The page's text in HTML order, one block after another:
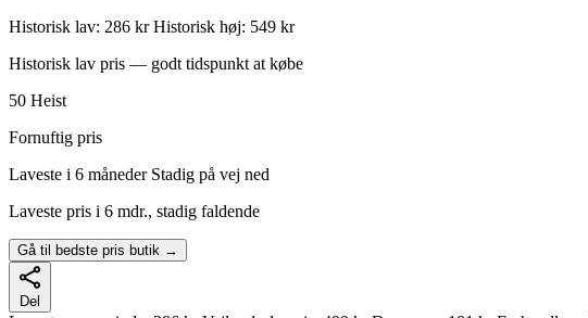
Historisk lav: 286 kr Historisk høj: 549 kr
Historisk lav pris — godt tidspunkt at købe
50 Heist
Fornuftig pris
Laveste i 6 måneder Stadig på vej ned
Laveste pris i 6 mdr., stadig faldende
Gå til bedste pris butik →
Del